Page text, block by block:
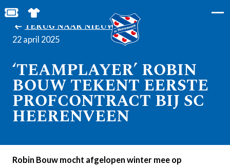
BESTEL JOUW TICKETS
SHOP IN DE FEANSTORE
TERUG NAAR NIEUWS
22 april 2025
‘TEAMPLAYER’ ROBIN
BOUW TEKENT EERSTE
PROFCONTRACT BIJ SC
HEERENVEEN
Robin Bouw mocht afgelopen winter mee op